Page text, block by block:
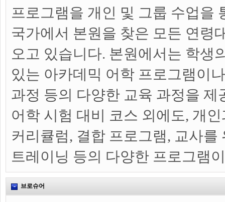
프로그램을 개인 및 그룹 수업을
국가에서 본원을 찾은 모든 연령
오고 있습니다. 본원에서는 학생
있는 아카데믹 어학 프로그램이
과정 등의 다양한 교육 과정을 제
어학 시험 대비 코스 외에도, 개
커리큘럼, 결합 프로그램, 교사를
트레이닝 등의 다양한 프로그램
브로슈어